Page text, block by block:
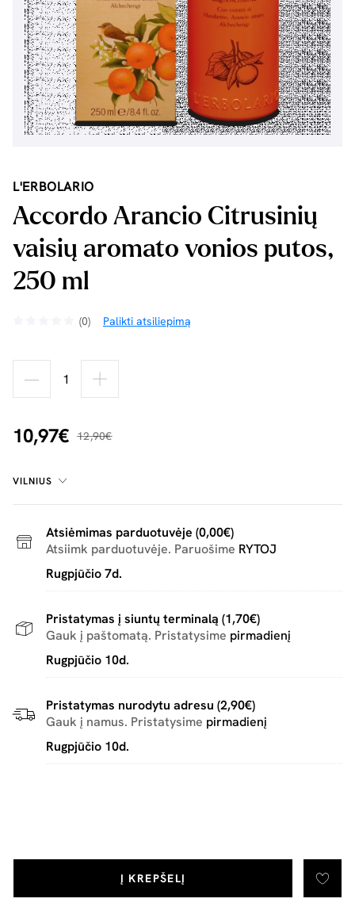
L'ERBOLARIO
Accordo Arancio Citrusinių
vaisių aromato vonios putos,
250 ml
(0) Palikti atsiliepimą
10,97€ 12,90€
Į KREPŠELĮ
VILNIUS
Atsiėmimas parduotuvėje (0,00€)
Atsiimk parduotuvėje. Paruošime RYTOJ
Rugpjūčio 7d.
Pristatymas į siuntų terminalą (1,70€)
Gauk į paštomatą. Pristatysime pirmadienį
Rugpjūčio 10d.
Pristatymas nurodytu adresu (2,90€)
Gauk į namus. Pristatysime pirmadienį
Rugpjūčio 10d.